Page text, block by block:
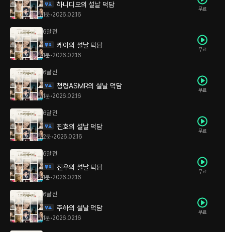
하니디오의 설날 덕담
1분•2026.02.16
무료
6달 전
케이의 설날 덕담
1분•2026.02.16
무료
6달 전
청령ASMR의 설날 덕담
1분•2026.02.16
무료
6달 전
진호의 설날 덕담
2분•2026.02.16
무료
6달 전
진우의 설날 덕담
1분•2026.02.16
무료
6달 전
주하의 설날 덕담
1분•2026.02.16
무료